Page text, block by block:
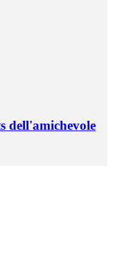
dell'amichevole